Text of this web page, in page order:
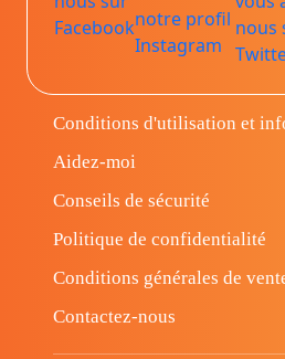
Conditions d'utilisation et
Aidez-moi
Conseils de sécurité
Politique de confidentialité
Conditions générales de
Contactez-nous